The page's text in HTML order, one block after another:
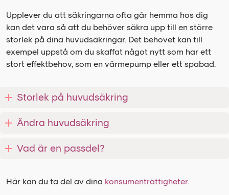
Upplever du att säkringarna ofta går hemma hos dig
kan det vara så att du behöver säkra upp till en större
storlek på dina huvudsäkringar. Det behovet kan till
exempel uppstå om du skaffat något nytt som har ett
stort effektbehov, som en värmepump eller ett spabad.
Storlek på huvudsäkring
Ändra huvudsäkring
Vad är en passdel?
Här kan du ta del av dina konsumenträttigheter.